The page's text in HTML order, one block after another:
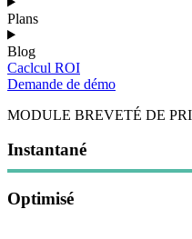
Plans
Blog
Caclcul ROI
Demande de démo
MODULE BREVETÉ DE
Instantané
Optimisé